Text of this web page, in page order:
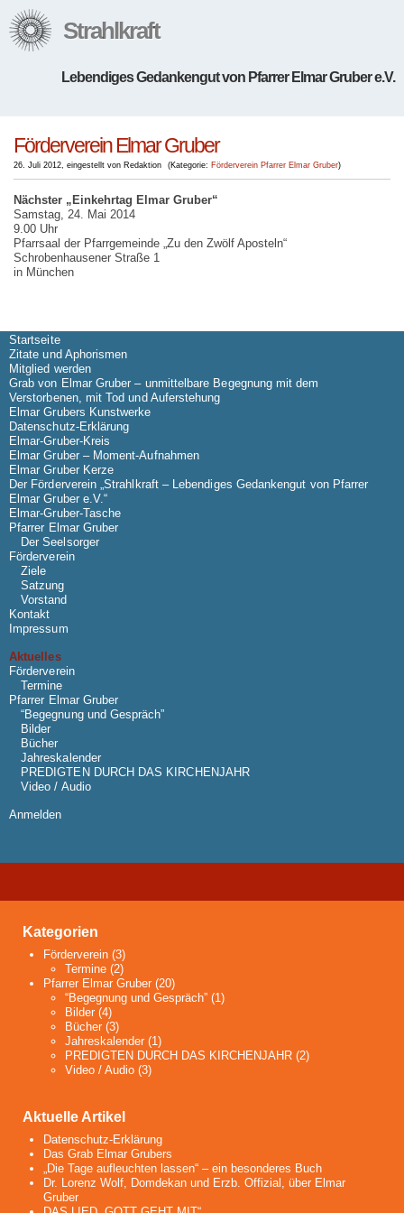
Strahlkraft
Lebendiges Gedankengut von Pfarrer Elmar Gruber e.V.
Förderverein Elmar Gruber
26. Juli 2012, eingestellt von Redaktion (Kategorie: Förderverein Pfarrer Elmar Gruber)
Nächster „Einkehrtag Elmar Gruber“
Samstag, 24. Mai 2014
9.00 Uhr
Pfarrsaal der Pfarrgemeinde „Zu den Zwölf Aposteln“
Schrobenhausener Straße 1
in München
Startseite
Zitate und Aphorismen
Mitglied werden
Grab von Elmar Gruber – unmittelbare Begegnung mit dem
Verstorbenen, mit Tod und Auferstehung
Elmar Grubers Kunstwerke
Datenschutz-Erklärung
Elmar-Gruber-Kreis
Elmar Gruber – Moment-Aufnahmen
Elmar Gruber Kerze
Der Förderverein „Strahlkraft – Lebendiges Gedankengut von Pfarrer
Elmar Gruber e.V.“
Elmar-Gruber-Tasche
Pfarrer Elmar Gruber
Der Seelsorger
Förderverein
Ziele
Satzung
Vorstand
Kontakt
Impressum
Aktuelles
Förderverein
Termine
Pfarrer Elmar Gruber
“Begegnung und Gespräch”
Bilder
Bücher
Jahreskalender
PREDIGTEN DURCH DAS KIRCHENJAHR
Video / Audio
Anmelden
Kategorien
Förderverein (3)
Termine(2)
Pfarrer Elmar Gruber (20)
“Begegnung und Gespräch”(1)
Bilder(4)
Bücher(3)
Jahreskalender(1)
PREDIGTEN DURCH DAS KIRCHENJAHR(2)
Video / Audio(3)
Aktuelle Artikel
Datenschutz-Erklärung
Das Grab Elmar Grubers
„Die Tage aufleuchten lassen“ – ein besonderes Buch
Dr. Lorenz Wolf, Domdekan und Erzb. Offizial, über Elmar
Gruber